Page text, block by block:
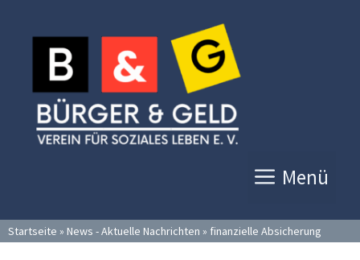
Inhalt
springen
Menü
Startseite » News - Aktuelle Nachrichten » finanzielle Absicherung